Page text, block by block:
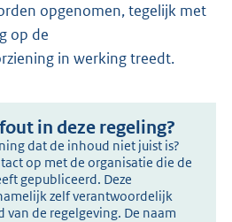
opgenomen, tegelijk met
op de
in werking treedt.
in deze regeling?
dat de inhoud niet juist is?
op met de organisatie die de
gepubliceerd. Deze
zelf verantwoordelijk
van de regelgeving. De naam